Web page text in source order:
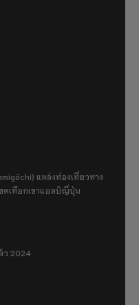
แหล่งท่องเที่ยวทาง
ตเทือกเขาแอลป์ญี่ปุ่น
ว 2024